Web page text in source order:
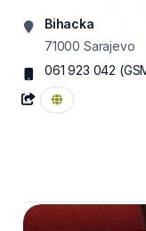
Bihacka
71000 Sarajevo
061 923 042